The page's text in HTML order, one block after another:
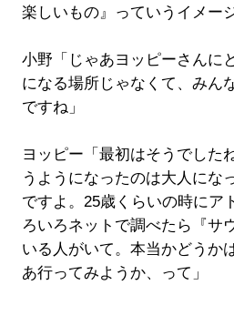
楽しいもの』っていうイメー
小野「じゃあヨッピーさんに
になる場所じゃなくて、みん
ですね」
ヨッピー「最初はそうでした
うようになったのは大人にな
ですよ。25歳くらいの時にア
ろいろネットで調べたら『サ
いる人がいて。本当かどうか
あ行ってみようか、って」